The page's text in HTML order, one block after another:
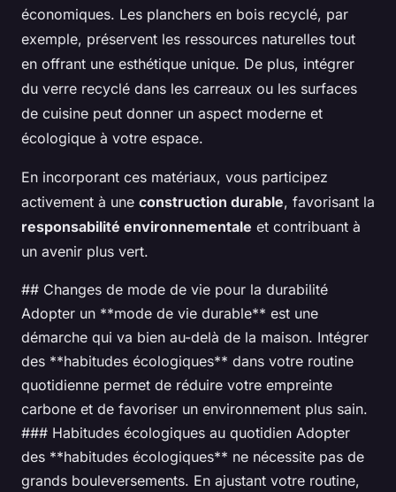
économiques. Les planchers en bois recyclé, par
exemple, préservent les ressources naturelles tout
en offrant une esthétique unique. De plus, intégrer
du verre recyclé dans les carreaux ou les surfaces
de cuisine peut donner un aspect moderne et
écologique à votre espace.
En incorporant ces matériaux, vous participez
activement à une construction durable, favorisant la
responsabilité environnementale et contribuant à
un avenir plus vert.
## Changes de mode de vie pour la durabilité
Adopter un **mode de vie durable** est une
démarche qui va bien au-delà de la maison. Intégrer
des **habitudes écologiques** dans votre routine
quotidienne permet de réduire votre empreinte
carbone et de favoriser un environnement plus sain.
### Habitudes écologiques au quotidien Adopter
des **habitudes écologiques** ne nécessite pas de
grands bouleversements. En ajustant votre routine,